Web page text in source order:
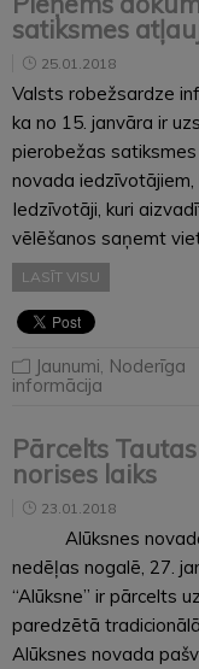
satiksmes
25.01.2018
Valsts robežsardze
ka no 15. janvāra ir
pierobežas
novada iedzīvotājiem,
Iedzīvotāji, kuri
vēlēšanos saņemt
LASĪT VISU
Jaunumi Noderīga
informācija
Pārcelts
norises laiks
23.01.2018
Alūksnes novada
nedēļas nogalē, 27.
“Alūksne” ir
paredzētā
Alūksnes novada